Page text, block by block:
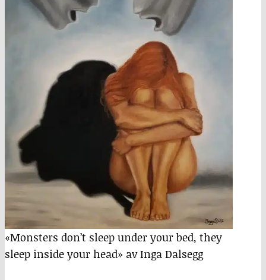
«Monsters don’t sleep under your bed, they
sleep inside your head» av Inga Dalsegg